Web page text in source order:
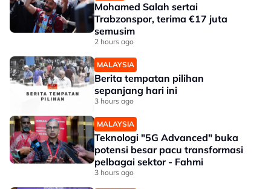
Mohamed Salah sertai
Trabzonspor, terima €17 juta
semusim
2 hours ago
MALAYSIA
Berita tempatan pilihan
sepanjang hari ini
3 hours ago
MALAYSIA
Teknologi "5G Advanced" buka
potensi besar pacu transformasi
pelbagai sektor - Fahmi
3 hours ago